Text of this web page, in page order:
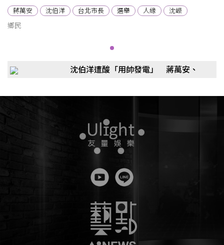
蔣萬安 沈伯洋 台北市長 選舉 人緣 沈嶸
鄉民
沈伯洋遭酸「用帥發電」 蔣萬安、
花100分即將破表